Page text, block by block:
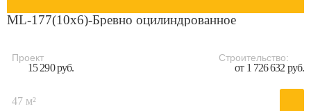
ML-177(10x6)-Бревно оцилиндрованное
Проект
15 290 руб.
Строительство:
от 1 726 632 руб.
47 м²